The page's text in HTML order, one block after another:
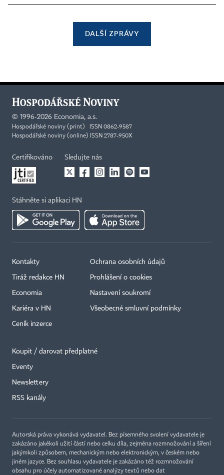
DALŠÍ ZPRÁVY
© 1996-2026 Economia, a.s.
Hospodářské noviny (print) ISSN 0862-9587
Hospodářské noviny (online) ISSN 2787-950X
Certifikováno Sledujte nás
Stáhněte si aplikaci HN
Kontakty
Tiráž redakce HN
Economia
Kariéra v HN
Ceník inzerce
Ochrana osobních údajů
Prohlášení o cookies
Nastavení soukromí
Všeobecné smluvní podmínky
Koupit / darovat předplatné
Eventy
Newslettery
RSS kanály
Autorská práva vykonává vydavatel. Bez písemného svolení vydavatele je
zakázáno jakékoli užití částí nebo celku díla, zejména rozmnožování a šíření
jakýmkoli způsobem, mechanickým nebo elektronickým, v českém nebo
jiném jazyce. Bez souhlasu vydavatele je zakázáno též rozmnožování
obsahu pro účely automatizované analýzy textů nebo dat